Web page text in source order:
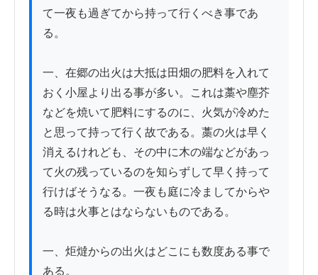
て一夜も過ぎてから持って行くべき事であ
る。
一、在郷の出火は大抵は田畑の肥料を入れて
おく小屋より出る事が多い。これは藁や塵芥
などを焼いて肥料にするのに、火気が冷めた
と思って持って行く故である。藁の火は早く
消えるけれども、その中に木の端などがあっ
て火の残っているのを知らずして早く持って
行けばそうなる。一夜も庭に冷ましてからや
る時は火事とはならないものである。
一、炬燵からの出火はどこにも数度ある事で
ある。